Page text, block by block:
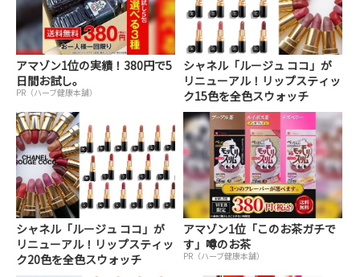
アマゾン1位の実績！380円で5
日間お試し。
PR（ハーブ健康本舗）
シャネル「ルージュ ココ」が
リニューアル！リップスティッ
ク15色を全色スウォッチ
シャネル「ルージュ ココ」が
リニューアル！リップスティッ
ク20色を全色スウォッチ
アマゾン1位「このお茶ガチで
す」噂のお茶
PR（ハーブ健康本舗）